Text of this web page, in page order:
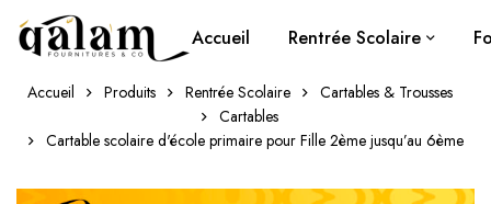
Accueil Rentrée Scolaire
Accueil Produits Rentrée Scolaire
Cartables & Trousses
Cartables
Cartable scolaire d'école primaire pour Fille 2ème jusqu’au 6ème